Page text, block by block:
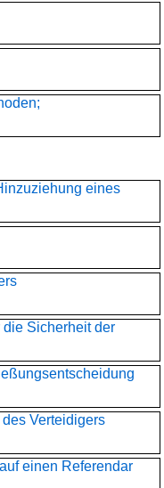
eines
Sicherheit der
Verteidigers
einen Referendar